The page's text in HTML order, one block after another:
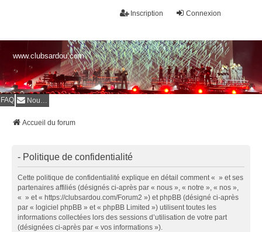
Connexion
Inscription
www.clubsardou.com
FAQ Nous contacter
Accueil du forum
- Politique de confidentialité
Cette politique de confidentialité explique en détail comment « » et ses
partenaires affiliés (désignés ci-après par « nous », « notre », « nos »,
« » et « https://clubsardou.com/Forum2 ») et phpBB (désigné ci-après
par « logiciel phpBB » et « phpBB Limited ») utilisent toutes les
informations collectées lors des sessions d’utilisation de votre part
(désignées ci-après par « vos informations »).